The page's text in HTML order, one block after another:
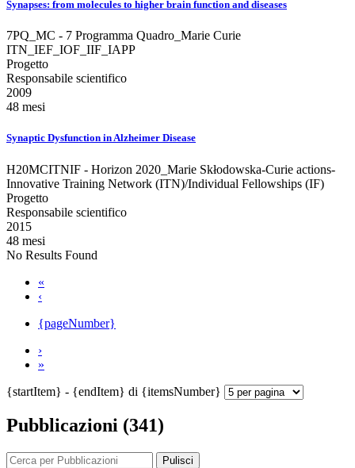
Synapses: from molecules to higher brain function and diseases
7PQ_MC - 7 Programma Quadro_Marie Curie
ITN_IEF_IOF_IIF_IAPP
Progetto
Responsabile scientifico
2009
48 mesi
Synaptic Dysfunction in Alzheimer Disease
H20MCITNIF - Horizon 2020_Marie Skłodowska-Curie actions-
Innovative Training Network (ITN)/Individual Fellowships (IF)
Progetto
Responsabile scientifico
2015
48 mesi
No Results Found
«
‹
{pageNumber}
›
»
{startItem} - {endItem} di {itemsNumber}
Pubblicazioni (341)
Pulisci